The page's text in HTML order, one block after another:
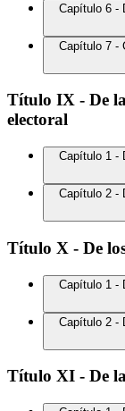
Capítulo 6 -
Capítulo 7 -
Título IX - De
electoral
Capítulo 1 -
Capítulo 2 -
Título X - De
Capítulo 1 -
Capítulo 2 -
Título XI - De